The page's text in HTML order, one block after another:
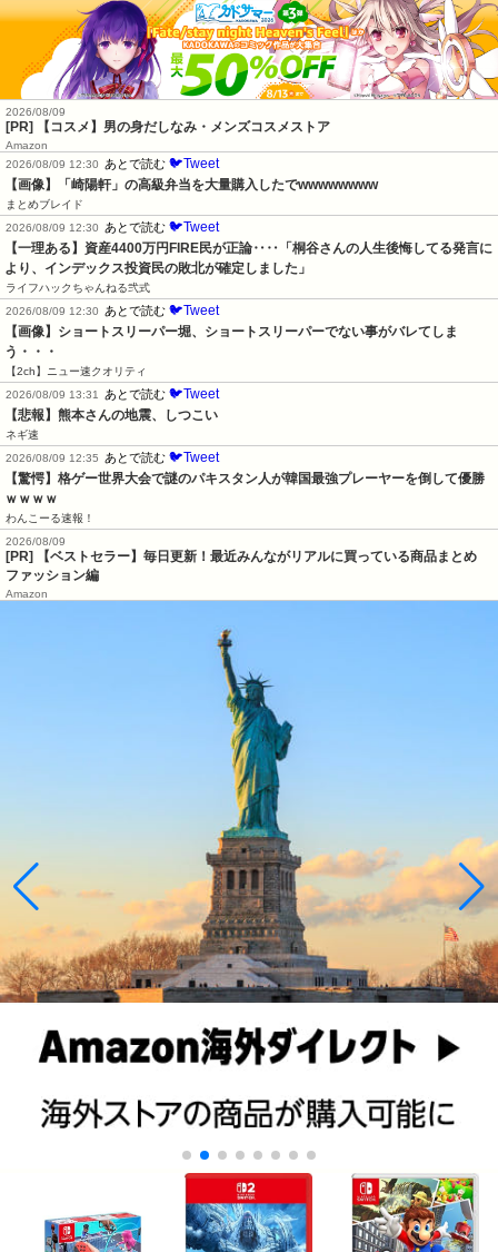
2026/08/09
[PR] 【コスメ】男の身だしなみ・メンズコスメストア
Amazon
2026/08/09 12:30
あとで読む 🐦Tweet
【画像】「崎陽軒」の高級弁当を大量購入したでwwwwwwww
まとめブレイド
2026/08/09 12:30
あとで読む 🐦Tweet
【一理ある】資産4400万円FIRE民が正論‥‥「桐谷さんの人生後悔してる発言に
より、インデックス投資民の敗北が確定しました」
ライフハックちゃんねる弐式
2026/08/09 12:30
あとで読む 🐦Tweet
【画像】ショートスリーパー堀、ショートスリーパーでない事がバレてしま
う・・・
【2ch】ニュー速クオリティ
2026/08/09 13:31
あとで読む 🐦Tweet
【悲報】熊本さんの地震、しつこい
ネギ速
2026/08/09 12:35
あとで読む 🐦Tweet
【驚愕】格ゲー世界大会で謎のパキスタン人が韓国最強プレーヤーを倒して優勝
ｗｗｗｗ
わんこーる速報！
2026/08/09
[PR] 【ベストセラー】毎日更新！最近みんながリアルに買っている商品まとめ
ファッション編
Amazon